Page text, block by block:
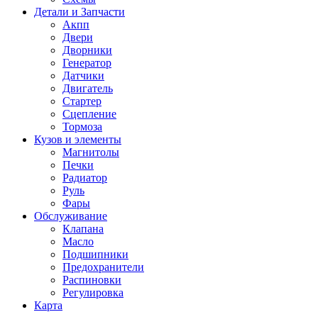
Детали и Запчасти
Акпп
Двери
Дворники
Генератор
Датчики
Двигатель
Стартер
Сцепление
Тормоза
Кузов и элементы
Магнитолы
Печки
Радиатор
Руль
Фары
Обслуживание
Клапана
Масло
Подшипники
Предохранители
Распиновки
Регулировка
Карта